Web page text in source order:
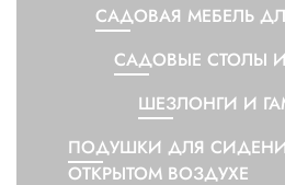
ГОРШКИ И РАСТЕНИЯ
САДОВАЯ МЕБЕЛЬ
САДОВЫЕ СТОЛЫ И
ШЕЗЛОНГИ И
ПОДУШКИ ДЛЯ
ОТКРЫТОМ ВОЗДУХЕ